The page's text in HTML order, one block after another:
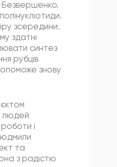
Безвершенко.
зсередини.
здатні
синтез
рубців
знову
людей
роботи і
та
з радістю